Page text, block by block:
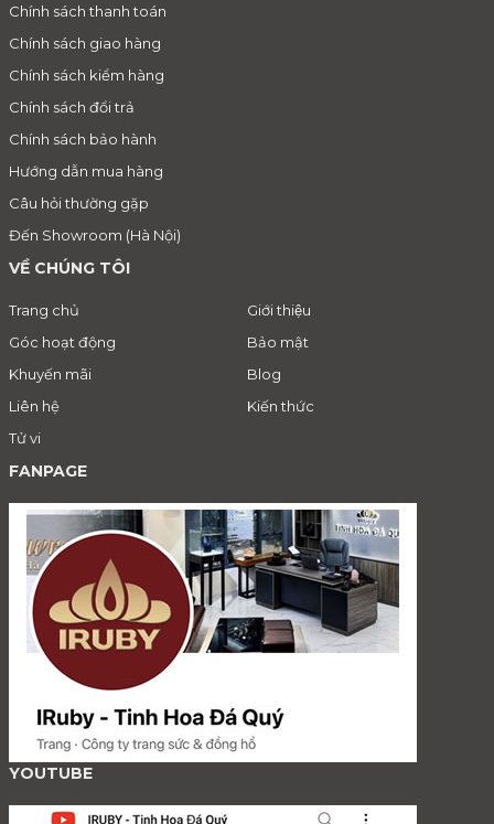
Chính sách thanh toán
Chính sách giao hàng
Chính sách kiểm hàng
Chính sách đổi trả
Chính sách bảo hành
Hướng dẫn mua hàng
Câu hỏi thường gặp
Đến Showroom (Hà Nội)
VỀ CHÚNG TÔI
Trang chủ
Giới thiệu
Góc hoạt động
Bảo mật
Khuyến mãi
Blog
Liên hệ
Kiến thức
Tử vi
FANPAGE
YOUTUBE